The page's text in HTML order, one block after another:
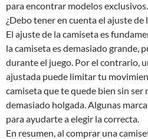
para encontrar modelos exclusivos.
¿Debo tener en cuenta el ajuste de
El ajuste de la camiseta es
la camiseta es demasiado grande,
durante el juego. Por el contrario,
ajustada puede limitar tu
camiseta que te quede bien sin ser
demasiado holgada. Algunas
para ayudarte a elegir la correcta.
En resumen, al comprar una